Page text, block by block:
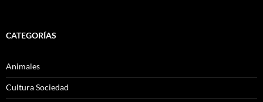
CATEGORÍAS
Animales
Cultura Sociedad